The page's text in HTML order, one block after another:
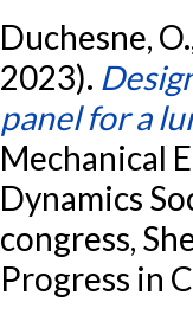
Duchesne,
2023).
panel for a
Mechanical
Dynamics
congress,
Progress in